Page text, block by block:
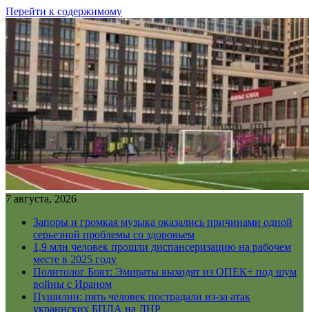
Перейти к содержимому
7 августа, 2026
Запоры и громкая музыка оказались причинами одной
серьезной проблемы со здоровьем
1,9 млн человек прошли диспансеризацию на рабочем
месте в 2025 году
Политолог Бовт: Эмираты выходят из ОПЕК+ под шум
войны с Ираном
Пушилин: пять человек пострадали из-за атак
украинских БПЛА на ДНР